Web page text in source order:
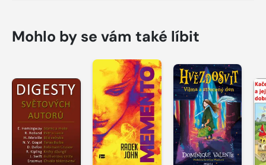
Mohlo by se vám také líbit